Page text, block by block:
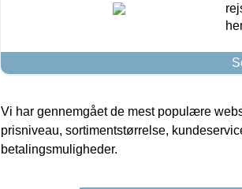
Vi har gennemgået de mest populære
prisniveau, sortimentstørrelse,
betalingsmuligheder.